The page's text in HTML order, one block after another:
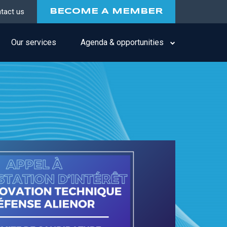
us BECOME A MEMBER
Our services Agenda & opportunities